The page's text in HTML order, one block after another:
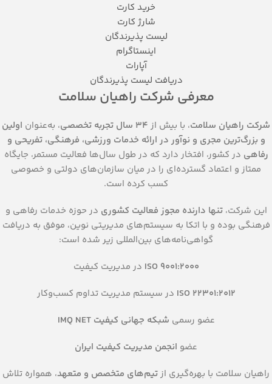
خرید کارت
شارژ کارت
لیست پذیرندگان
اینستاگرام
آپارات
دریافت لیست پذیرندگان
معرفی شرکت راهیان سلامت
شرکت راهیان سلامت، با بیش از ۳۴ سال تجربه‌ تخصصی ، به‌عنوان اولین
و بزرگ‌ترین مجری و نوآور در ارائه خدمات ورزشی، فرهنگی، تفریحی و
رفاهی در کشور، افتخار دارد که در طول سال‌ها فعالیت مستمر، جایگاه
ممتاز و اعتماد گسترده‌ای را در میان سازمان‌های دولتی و خصوصی
کسب کرده است.
این شرکت،تنها دارنده مجوز فعالیت کشوری در حوزه خدمات رفاهی و
فرهنگی بوده و با اتکا به سیستم‌های مدیریتی نوین، موفق به دریافت
گواهی‌نامه‌های بین‌المللی زیر شده است:
ISO 9001:2000 در مدیریت کیفیت
ISO 22301:2012 در سیستم مدیریت تداوم کسب‌وکار
عضو رسمی شبکه جهانی کیفیت IMQ NET
عضو انجمن مدیریت کیفیت ایران
راهیان سلامت با بهره‌گیری ازتیم‌های متخصص و متعهد، همواره تلاش